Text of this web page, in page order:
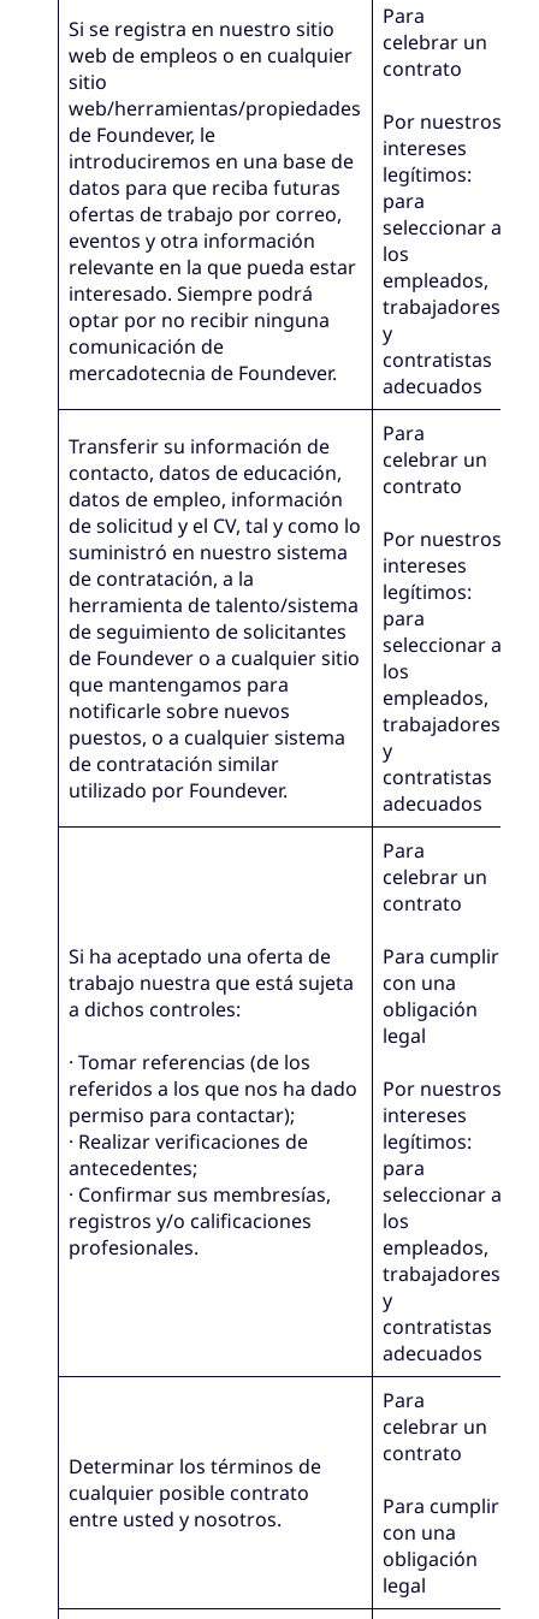
Si se registra en nuestro sitio
web de empleos o en cualquier
sitio
web/herramientas/propiedades
de Foundever, le
introduciremos en una base de
datos para que reciba futuras
ofertas de trabajo por correo,
eventos y otra información
relevante en la que pueda estar
interesado. Siempre podrá
optar por no recibir ninguna
comunicación de
mercadotecnia de Foundever.
Para
celebrar un
contrato
Por nuestros
intereses
legítimos:
para
seleccionar a
los
empleados,
trabajadores
y
contratistas
adecuados
Transferir su información de
contacto, datos de educación,
datos de empleo, información
de solicitud y el CV, tal y como lo
suministró en nuestro sistema
de contratación, a la
herramienta de talento/sistema
de seguimiento de solicitantes
de Foundever o a cualquier sitio
que mantengamos para
notificarle sobre nuevos
puestos, o a cualquier sistema
de contratación similar
utilizado por Foundever.
Para
celebrar un
contrato
Por nuestros
intereses
legítimos:
para
seleccionar a
los
empleados,
trabajadores
y
contratistas
adecuados
Si ha aceptado una oferta de
trabajo nuestra que está sujeta
a dichos controles:
· Tomar referencias (de los
referidos a los que nos ha dado
permiso para contactar);
· Realizar verificaciones de
antecedentes;
· Confirmar sus membresías,
registros y/o calificaciones
profesionales.
Para
celebrar un
contrato
Para cumplir
con una
obligación
legal
Por nuestros
intereses
legítimos:
para
seleccionar a
los
empleados,
trabajadores
y
contratistas
adecuados
Determinar los términos de
cualquier posible contrato
entre usted y nosotros.
Para
celebrar un
contrato
Para cumplir
con una
obligación
legal